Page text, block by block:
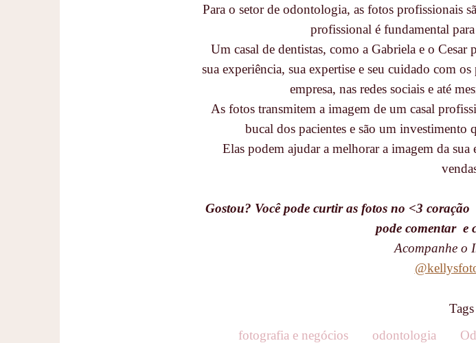
Para o setor de odontologia, as fotos profissionais
profissional é fundamental
Um casal de dentistas, como a Gabriela e o
sua experiência, sua expertise e seu cuidado com
empresa, nas redes sociais e até
As fotos transmitem a imagem de um casal
bucal dos pacientes e são um investimento
Elas podem ajudar a melhorar a imagem da sua
Gostou? Você pode curtir as fotos no <3
pode comentar e
Acompanhe o
Tags
fotografia e negócios
odontologia